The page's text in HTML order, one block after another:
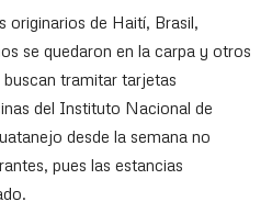
originarios de Haití, Brasil,
se quedaron en la carpa y otros
tramitar tarjetas
del Instituto Nacional de
desde la semana no
pues las estancias